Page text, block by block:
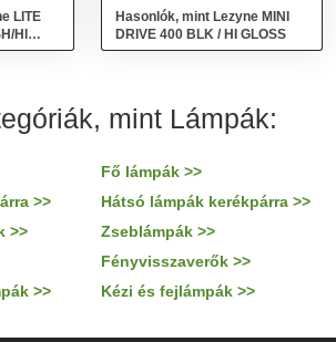
LITE
HI
Hasonlók, mint Lezyne MINI
DRIVE 400 BLK / HI GLOSS
mint Lámpák:
Fő lámpák >>
>>
Hátsó lámpák kerékpárra >>
>>
Zseblámpák >>
Fényvisszaverők >>
>>
Kézi és fejlámpák >>